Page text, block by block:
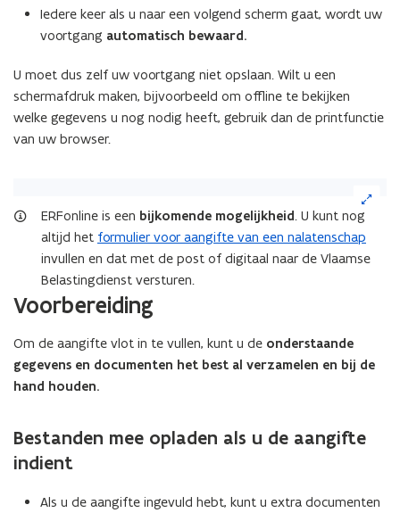
op
de
afbeelding
vergrote
weergave)
Iedere keer als u naar een volgend scherm gaat, wordt uw
voortgang automatisch bewaard.
U moet dus zelf uw voortgang niet opslaan. Wilt u een
schermafdruk maken, bijvoorbeeld om offline te bekijken
welke gegevens u nog nodig heeft, gebruik dan de printfunctie
van uw browser.
ERFonline is een bijkomende mogelijkheid. U kunt nog
altijd het formulier voor aangifte van een nalatenschap
invullen en dat met de post of digitaal naar de Vlaamse
Belastingdienst versturen.
Voorbereiding
Om de aangifte vlot in te vullen, kunt u de onderstaande
gegevens en documenten het best al verzamelen en bij de
hand houden.
Bestanden mee opladen als u de aangifte
indient
Als u de aangifte ingevuld hebt, kunt u extra documenten